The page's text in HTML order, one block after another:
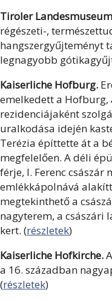
Tiroler
régészeti-,
hangszergyűjteményt
legnagyobb
Kaiserliche Hofburg.
emelkedett a
rezidenciájaként
uralkodása idején
Terézia építtette át a
megfelelően. A déli
férje, I. Ferenc császár
emlékkápolnává
megtekinthető a
nagyterem, a császári
kert. (részletek)
Kaiserliche Hofkirche.
a 16. században
(részletek)